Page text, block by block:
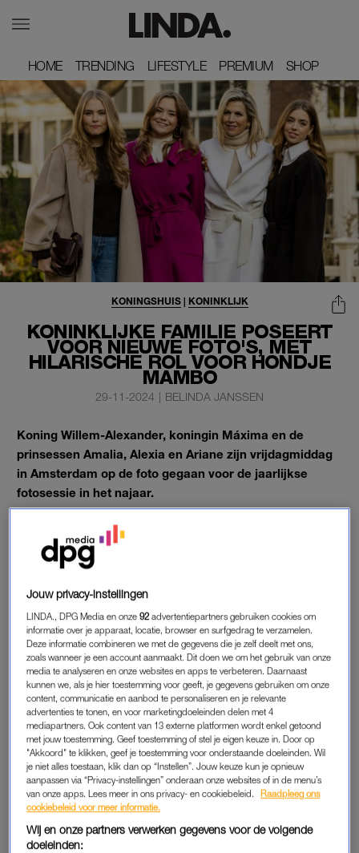
HOME
HOME TRENDING
TRENDING LIFESTYLE
LIFESTYLE PREMIUM
PREMIUM SHOP
SHOP
KONINKLIJKE FAMILIE POSEERT
VOOR NIEUWE FOTO'S, MET
HILARISCHE ROL VOOR HONDJE
MAMBO
KONINGSHUIS| KONINKLIJK
29-11-2024 | BELINDA JANSSEN
Koning Willem-Alexander, koningin Máxima en de
prinsessen Amalia, Alexia en Ariane zijn vrijdagmiddag
in Amsterdam op de foto gegaan voor de jaarlijkse
fotosessie in het najaar.
Het gezin koos voor de hoofdstad omdat die volgend jaar 750
jaar bestaat.
KONINKLIJKE FAMILIE
De foto’s werden gemaakt in het Begijnhof, een in de
middeleeuwen gestichte binnenplaats in de binnenstad. Het is
niet precies bekend wanneer het hof gebouwd is, maar er
werd voor het eerst over geschreven in een tekst uit 1389.
Jouw privacy-instellingen
LINDA., DPG Media en onze92 advertentiepartners gebruiken cookies om
informatie over je apparaat, locatie, browser en surfgedrag te verzamelen.
Deze informatie combineren we met de gegevens die je zelf deelt met ons,
zoals wanneer je een account aanmaakt. Dit doen we om het gebruik van onze
media te analyseren en onze websites en apps te verbeteren. Daarnaast
kunnen we, als je hier toestemming voor geeft, je gegevens gebruiken om onze
content, communicatie en aanbod te personaliseren en je relevante
advertenties te tonen, en voor marketingdoeleinden delen met 4
mediapartners. Ook content van 13 externe platformen wordt enkel getoond
met jouw toestemming. Geef toestemming of stel je eigen keuze in. Door op
"Akkoord" te klikken, geef je toestemming voor onderstaande doeleinden. Wil
je niet alles toestaan, klik dan op “Instellen”. Jouw keuze kun je opnieuw
aanpassen via “Privacy-instellingen” onderaan onze websites of in de menu’s
van onze apps. Lees meer in ons privacy- en cookiebeleid.
Raadpleeg ons
cookiebeleid voor meer informatie.
Wij en onze partners verwerken gegevens voor de volgende
doeleinden: